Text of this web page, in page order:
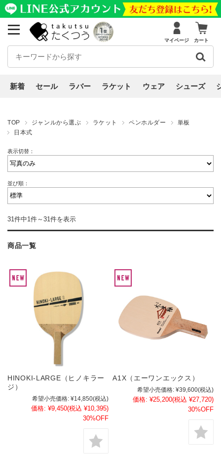
マイページ カート
新着 セール ラバー ラケット ウェア シューズ
TOP ジャンルから選ぶ ラケット ペンホルダー
単板
日本式
表示切替：
並び順：
31件中1件～31件を表示
商品一覧
HINOKI-LARGE（ヒノキラー
ジ）
希望小売価格: ¥14,850(税込)
価格: ¥9,450(税込 ¥10,395)
30%OFF
A1X（エーワンエックス）
希望小売価格: ¥39,600(税込)
価格: ¥25,200(税込 ¥27,720)
30%OFF